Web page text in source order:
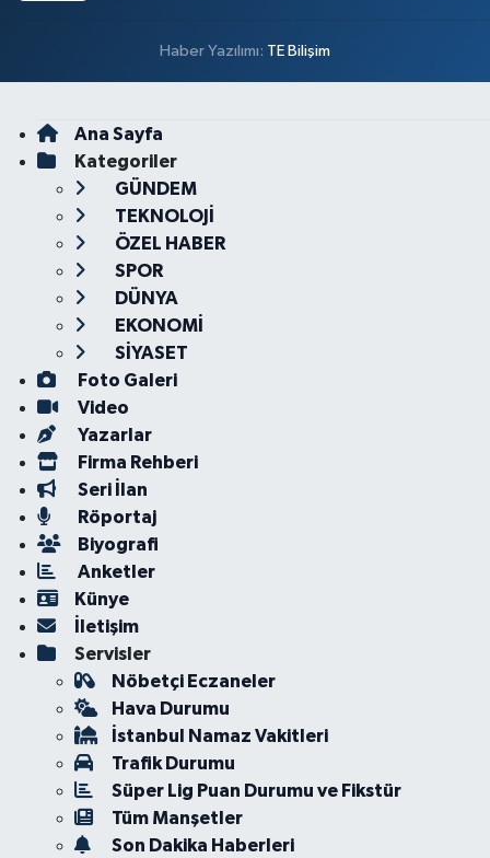
Haber Yazılımı: TE Bilişim
Ana Sayfa
Kategoriler
GÜNDEM
TEKNOLOJİ
ÖZEL HABER
SPOR
DÜNYA
EKONOMİ
SİYASET
Foto Galeri
Video
Yazarlar
Firma Rehberi
Seri İlan
Röportaj
Biyografi
Anketler
Künye
İletişim
Servisler
Nöbetçi Eczaneler
Hava Durumu
İstanbul Namaz Vakitleri
Trafik Durumu
Süper Lig Puan Durumu ve Fikstür
Tüm Manşetler
Son Dakika Haberleri